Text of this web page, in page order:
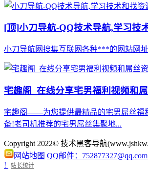
[顶]小刀导航-QQ技术导航,学习技
小刀导航网搜集互联网各种***的网站网
宅趣阁_在线分享宅男福利视频和
宅趣阁——为您提供最精品的宅男屌丝福
备!老司机推荐的宅男屌丝集聚地...
Copyright 2022© 技术黑客导航
网站地图 QQ邮件：
!
站长统计